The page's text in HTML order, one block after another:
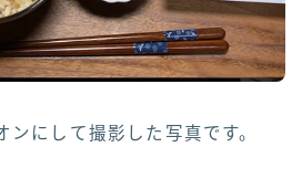
ンにして撮影した写真です。